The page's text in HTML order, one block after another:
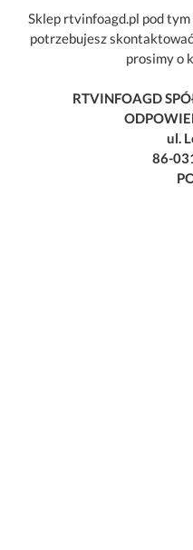
Sklep rtvinfoagd.pl pod
potrzebujesz
prosimy o
RTVINFOAGD
ul.
86-